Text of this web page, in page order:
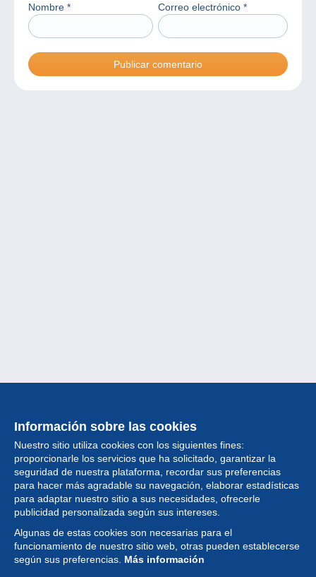
Nombre * Correo electrónico *
Información sobre las cookies
Nuestro sitio utiliza cookies con los siguientes fines:
proporcionarle los servicios que ha solicitado, garantizar la
seguridad de nuestra plataforma, recordar sus preferencias
para hacer más agradable su navegación, elaborar estadísticas
para adaptar nuestro sitio a sus necesidades, ofrecerle
publicidad personalizada según sus intereses.
Algunas de estas cookies son necesarias para el
funcionamiento de nuestro sitio web, otras pueden establecerse
según sus preferencias. Más información
Colección
Noticias
Funcionalidad